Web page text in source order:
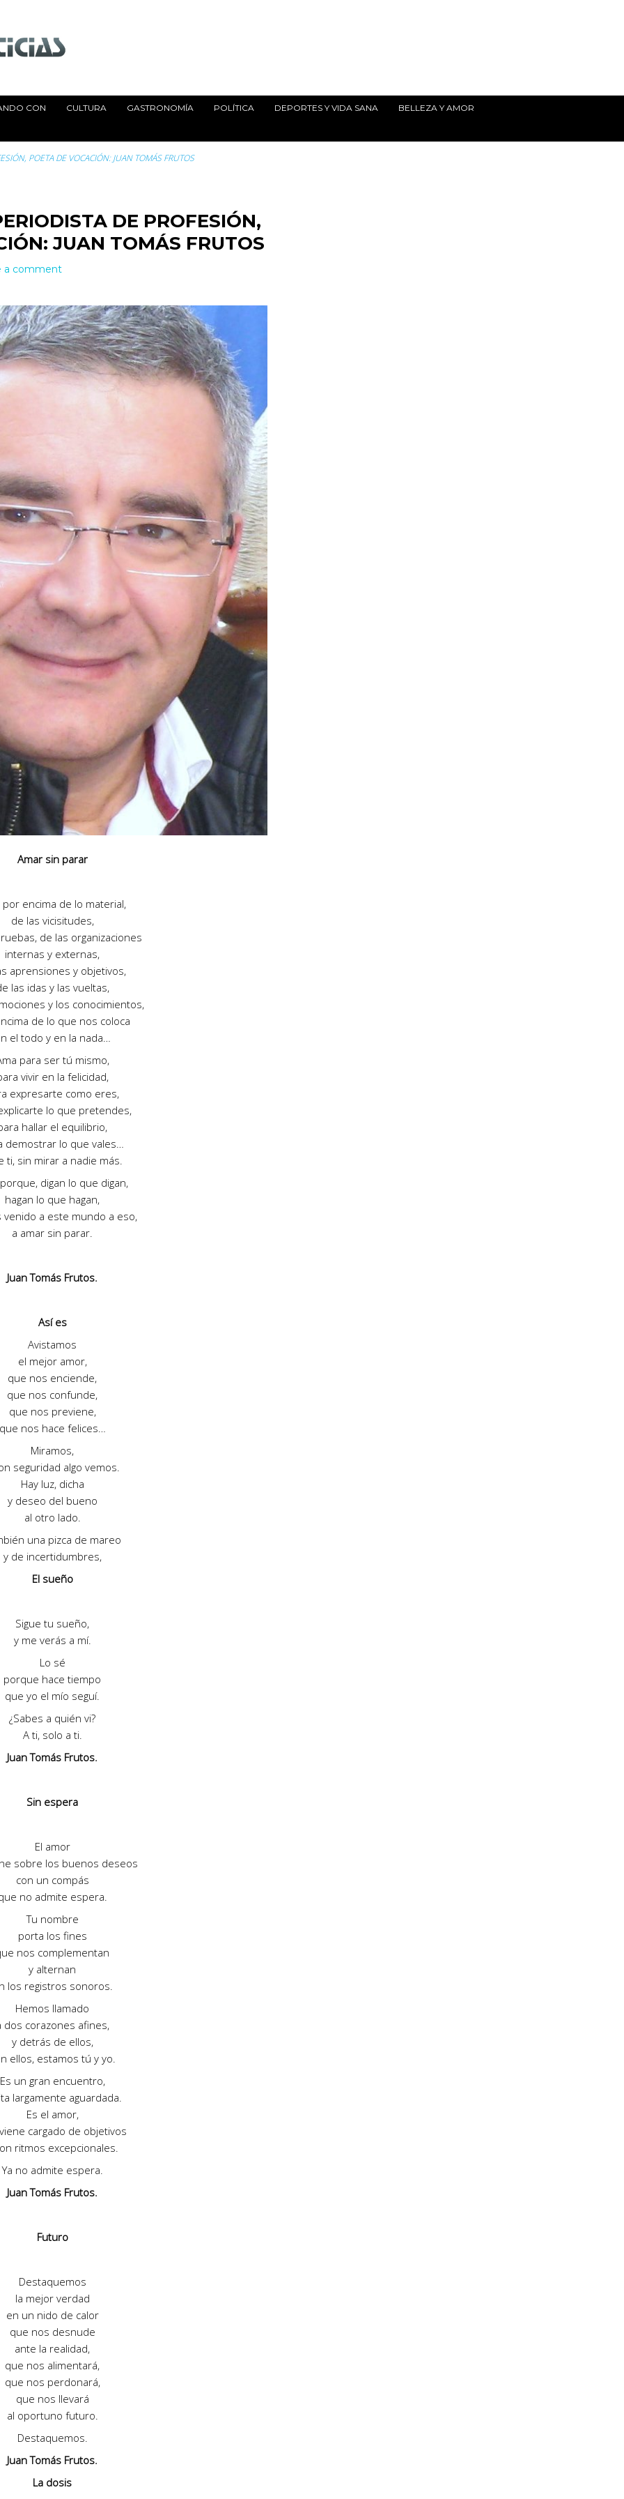
CON CULTURA GASTRONOMÍA POLÍTICA DEPORTES Y VIDA SANA BELLEZA Y AMOR
POETA DE VOCACIÓN: JUAN TOMÁS FRUTOS
DE PROFESIÓN,
JUAN TOMÁS FRUTOS
a comment
Amar sin parar
por encima de lo material,
de las vicisitudes,
de las organizaciones
internas y externas,
aprensiones y objetivos,
las idas y las vueltas,
y los conocimientos,
de lo que nos coloca
el todo y en la nada…
para ser tú mismo,
vivir en la felicidad,
expresarte como eres,
lo que pretendes,
hallar el equilibrio,
demostrar lo que vales…
ti, sin mirar a nadie más.
digan lo que digan,
hagan lo que hagan,
venido a este mundo a eso,
a amar sin parar.
Juan Tomás Frutos.
Así es
Avistamos
el mejor amor,
que nos enciende,
que nos confunde,
que nos previene,
nos hace felices…
Miramos,
seguridad algo vemos.
Hay luz, dicha
y deseo del bueno
al otro lado.
una pizca de mareo
y de incertidumbres,
El sueño
Sigue tu sueño,
y me verás a mí.
Lo sé
porque hace tiempo
que yo el mío seguí.
¿Sabes a quién vi?
A ti, solo a ti.
Juan Tomás Frutos.
Sin espera
El amor
sobre los buenos deseos
con un compás
no admite espera.
Tu nombre
porta los fines
nos complementan
y alternan
los registros sonoros.
Hemos llamado
dos corazones afines,
y detrás de ellos,
ellos, estamos tú y yo.
Es un gran encuentro,
largamente aguardada.
Es el amor,
cargado de objetivos
ritmos excepcionales.
Ya no admite espera.
Juan Tomás Frutos.
Futuro
Destaquemos
la mejor verdad
en un nido de calor
que nos desnude
ante la realidad,
que nos alimentará,
que nos perdonará,
que nos llevará
al oportuno futuro.
Destaquemos.
Juan Tomás Frutos.
La dosis